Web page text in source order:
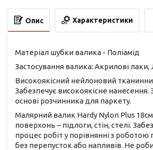
Опис Характеристики
Матеріал шубки валика - Поліамід
Застосування валика: Акрилові лаки,
Високоякісний нейлоновий
Забезпечує високоякісне
основі розчинника для паркету.
Малярний валик Hardy Nylon Plus
поверхонь – підлоги, стін, стелі.
процес робіт у порівнянні з
без перепусток або напливів. Не